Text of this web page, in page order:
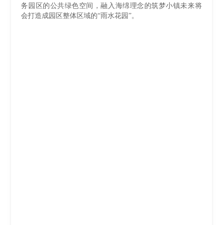
务园区的公共绿色空间，融入海绵理念的筑梦小镇未来将
会打造成园区整体区域的“雨水花园”。